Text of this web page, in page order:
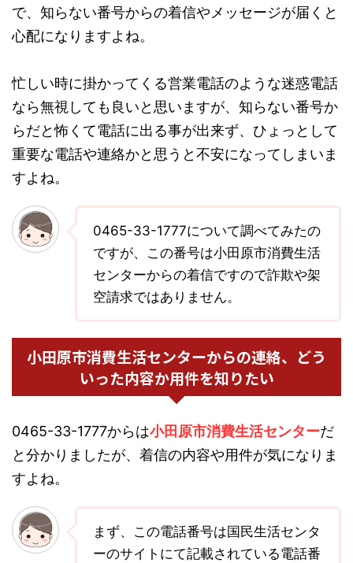
で、知らない番号からの着信やメッセージが届くと
心配になりますよね。
忙しい時に掛かってくる営業電話のような迷惑電話
なら無視しても良いと思いますが、知らない番号か
らだと怖くて電話に出る事が出来ず、ひょっとして
重要な電話や連絡かと思うと不安になってしまいま
すよね。
0465-33-1777について調べてみたの
ですが、この番号は小田原市消費生活
センターからの着信ですので詐欺や架
空請求ではありません。
小田原市消費生活センターからの連絡、どう
いった内容か用件を知りたい
0465-33-1777からは小田原市消費生活センターだ
と分かりましたが、着信の内容や用件が気になりま
すよね。
まず、この電話番号は国民生活センタ
ーのサイトにて記載されている電話番